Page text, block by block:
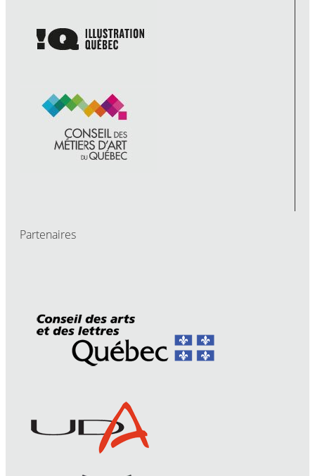
Partenaires